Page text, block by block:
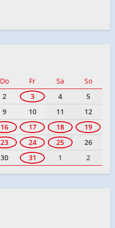
Do Fr Sa
So
2 3 4
5
9 10 11
12
16 17 18
19
23 24 25
26
30 31 1 2